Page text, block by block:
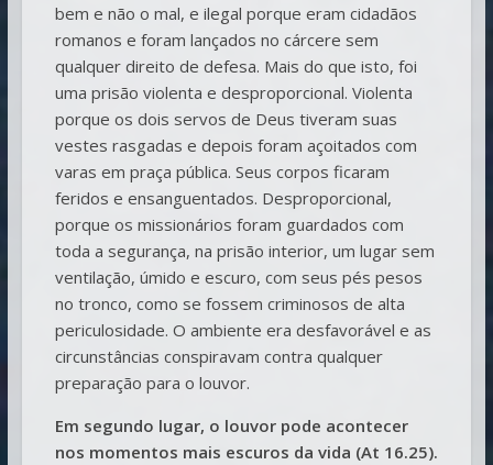
bem e não o mal, e ilegal porque eram cidadãos
romanos e foram lançados no cárcere sem
qualquer direito de defesa. Mais do que isto, foi
uma prisão violenta e desproporcional. Violenta
porque os dois servos de Deus tiveram suas
vestes rasgadas e depois foram açoitados com
varas em praça pública. Seus corpos ficaram
feridos e ensanguentados. Desproporcional,
porque os missionários foram guardados com
toda a segurança, na prisão interior, um lugar sem
ventilação, úmido e escuro, com seus pés pesos
no tronco, como se fossem criminosos de alta
periculosidade. O ambiente era desfavorável e as
circunstâncias conspiravam contra qualquer
preparação para o louvor.
Em segundo lugar, o louvor pode acontecer
nos momentos mais escuros da vida (At 16.25).